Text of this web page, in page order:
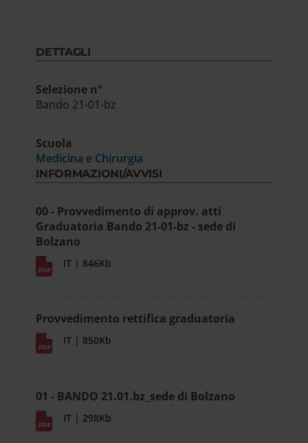
DETTAGLI
Selezione n°
Bando 21-01-bz
Scuola
Medicina e Chirurgia
INFORMAZIONI/AVVISI
00 - Provvedimento di approv. atti
Graduatoria Bando 21-01-bz - sede di
Bolzano
IT | 846Kb
Provvedimento rettifica graduatoria
IT | 850Kb
01 - BANDO 21.01.bz_sede di Bolzano
IT | 298Kb